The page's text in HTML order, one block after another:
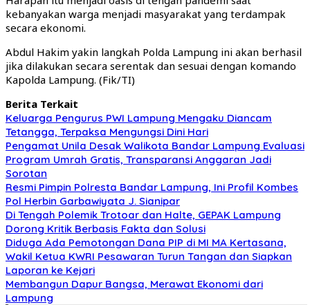
kebanyakan warga menjadi masyarakat yang terdampak
secara ekonomi.
Abdul Hakim yakin langkah Polda Lampung ini akan berhasil
jika dilakukan secara serentak dan sesuai dengan komando
Kapolda Lampung. (Fik/TI)
Berita Terkait
Keluarga Pengurus PWI Lampung Mengaku Diancam
Tetangga, Terpaksa Mengungsi Dini Hari
Pengamat Unila Desak Walikota Bandar Lampung Evaluasi
Program Umrah Gratis, Transparansi Anggaran Jadi
Sorotan
Resmi Pimpin Polresta Bandar Lampung, Ini Profil Kombes
Pol Herbin Garbawiyata J. Sianipar
Di Tengah Polemik Trotoar dan Halte, GEPAK Lampung
Dorong Kritik Berbasis Fakta dan Solusi
Diduga Ada Pemotongan Dana PIP di MI MA Kertasana,
Wakil Ketua KWRI Pesawaran Turun Tangan dan Siapkan
Laporan ke Kejari
Membangun Dapur Bangsa, Merawat Ekonomi dari
Lampung